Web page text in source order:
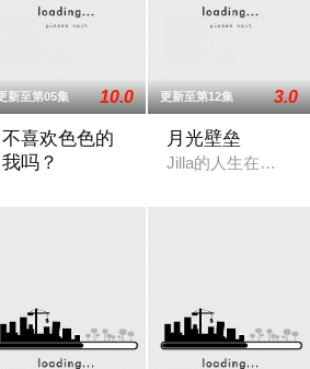
出品的大型剧集《KNOT The Series》
新至第05集 10.0
不喜欢色色的
我吗？
更新至第12集 3.0
月光壁垒
Jilla的人生在一次